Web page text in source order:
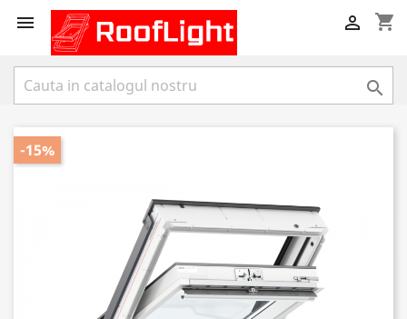
 shopping_cart


-15%